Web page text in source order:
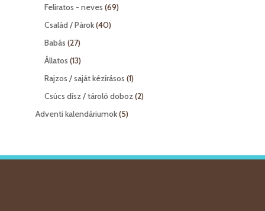
termék
Feliratos - neves 6969
Család / Párok 4040
Babás 2727
termék
Állatos 1313
termék
Rajzos / saját kézírásos 11
termék
Csúcs dísz / tároló doboz 22
Adventi kalendáriumok 55